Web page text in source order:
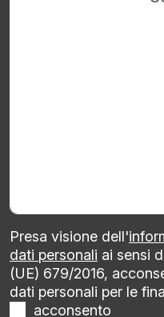
Presa visione dell'
dati personali ai sensi
(UE) 679/2016,
dati personali per le
acconsento